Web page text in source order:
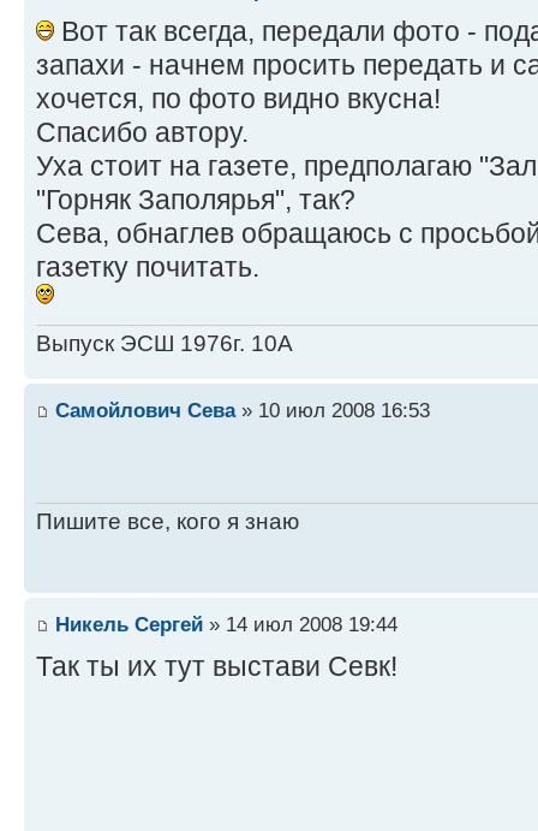
Вот так всегда, передали фото -
запахи - начнем просить передать и
хочется, по фото видно вкусна!
Спасибо автору.
Уха стоит на газете, предполагаю
"Горняк Заполярья", так?
Сева, обнаглев обращаюсь с
газетку почитать.
Выпуск ЭСШ 1976г. 10А
Самойлович Сева» 10 июл 2008 16:53
Пишите все, кого я знаю
Никель Сергей » 14 июл 2008 19:44
Так ты их тут выстави Севк!